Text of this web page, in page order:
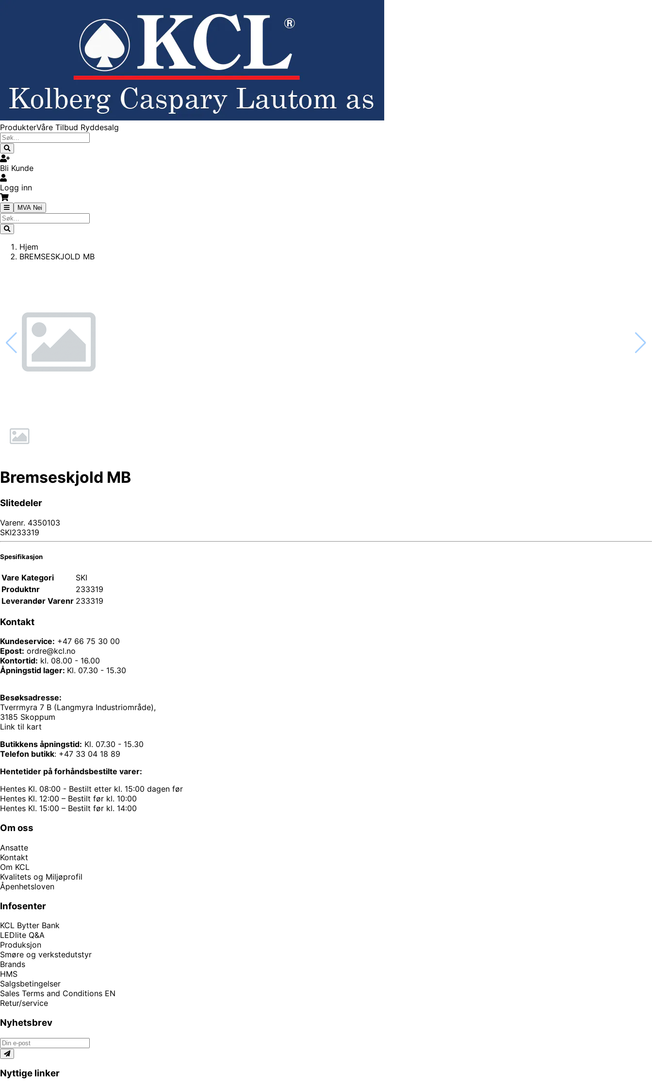
ProdukterVåre Tilbud Ryddesalg
Bli Kunde
Logg inn
MVA Nei
Hjem
BREMSESKJOLD MB
Bremseskjold MB
Slitedeler
Varenr. 4350103
SKI233319
Spesifikasjon
Vare Kategori
SKI
Produktnr
233319
Leverandør Varenr 233319
Kontakt
Kundeservice: +47 66 75 30 00
Epost: ordre@kcl.no
Kontortid: kl. 08.00 - 16.00
Åpningstid lager: Kl. 07.30 - 15.30
Besøksadresse:
Tverrmyra 7 B (Langmyra Industriområde),
3185 Skoppum
Link til kart
Butikkens åpningstid: Kl. 07.30 - 15.30
Telefon butikk: +47 33 04 18 89
Hentetider på forhåndsbestilte varer:
Hentes Kl. 08:00 - Bestilt etter kl. 15:00 dagen før
Hentes Kl. 12:00 – Bestilt før kl. 10:00
Hentes Kl. 15:00 – Bestilt før kl. 14:00
Om oss
Ansatte
Kontakt
Om KCL
Kvalitets og Miljøprofil
Åpenhetsloven
Infosenter
KCL Bytter Bank
LEDlite Q&A
Produksjon
Smøre og verkstedutstyr
Brands
HMS
Salgsbetingelser
Sales Terms and Conditions EN
Retur/service
Nyhetsbrev
Nyttige linker